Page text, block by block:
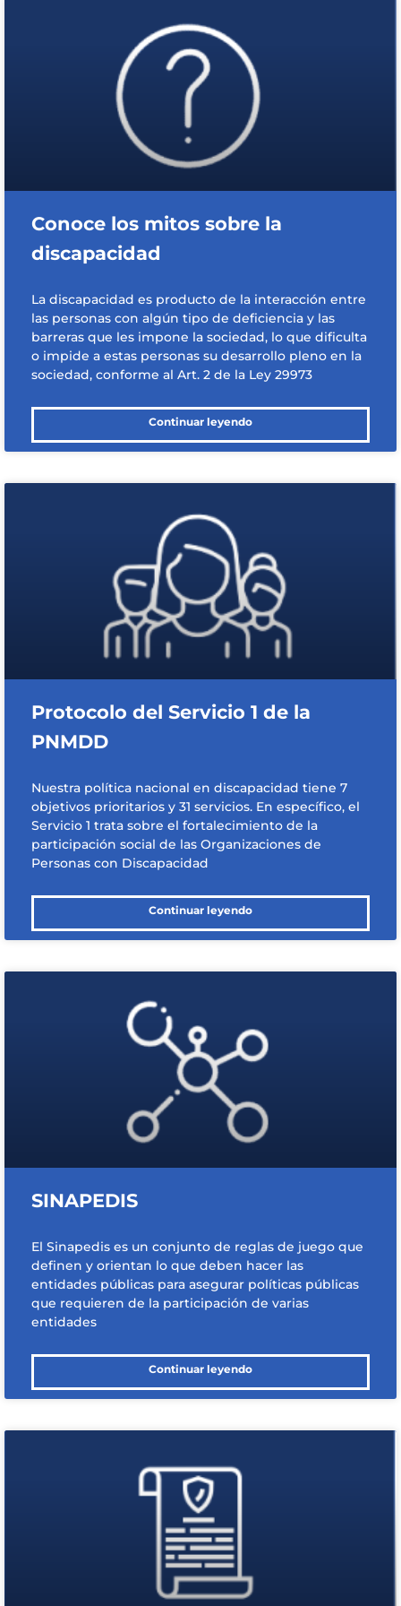
reclamos
Conoce los mitos sobre la
discapacidad
La discapacidad es producto de la interacción entre
las personas con algún tipo de deficiencia y las
barreras que les impone la sociedad, lo que dificulta
o impide a estas personas su desarrollo pleno en la
sociedad, conforme al Art. 2 de la Ley 29973
Continuar leyendo
Protocolo del Servicio 1 de la
PNMDD
Nuestra política nacional en discapacidad tiene 7
objetivos prioritarios y 31 servicios. En específico, el
Servicio 1 trata sobre el fortalecimiento de la
participación social de las Organizaciones de
Personas con Discapacidad
Continuar leyendo
SINAPEDIS
El Sinapedis es un conjunto de reglas de juego que
definen y orientan lo que deben hacer las
entidades públicas para asegurar políticas públicas
que requieren de la participación de varias
entidades
Continuar leyendo